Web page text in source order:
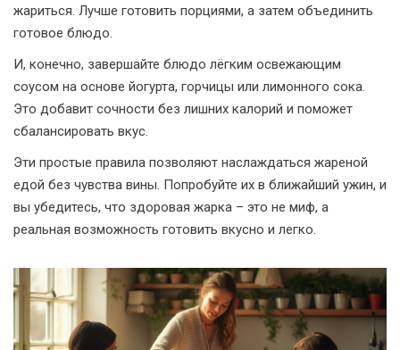
жариться. Лучше готовить порциями, а затем объединить
готовое блюдо.
И, конечно, завершайте блюдо лёгким освежающим
соусом на основе йогурта, горчицы или лимонного сока.
Это добавит сочности без лишних калорий и поможет
сбалансировать вкус.
Эти простые правила позволяют наслаждаться жареной
едой без чувства вины. Попробуйте их в ближайший ужин, и
вы убедитесь, что здоровая жарка – это не миф, а
реальная возможность готовить вкусно и легко.